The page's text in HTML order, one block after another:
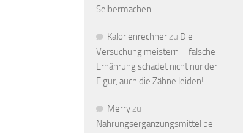
Selbermachen
Kalorienrechnerzu Die
Versuchung meistern – falsche
Ernährung schadet nicht nur der
Figur, auch die Zähne leiden!
Merryzu
Nahrungsergänzungsmittel bei